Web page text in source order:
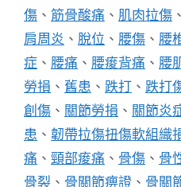
傷 、 筋骨酸痛 、 肌肉拉傷 、
肩周炎 、 脫位 、 腰傷 、 腰
症 、 腰痛 、 腰痠背痛 、 腰
勞損 、 舊患 、 跌打 、 跌打
創傷 、 關節勞損 、 關節炎
患 、 韌帶拉傷扭傷軟組織
痛 、 頸部痠痛 、 骨傷 、 骨
骨裂 、 骨關節痹證 、 骨關